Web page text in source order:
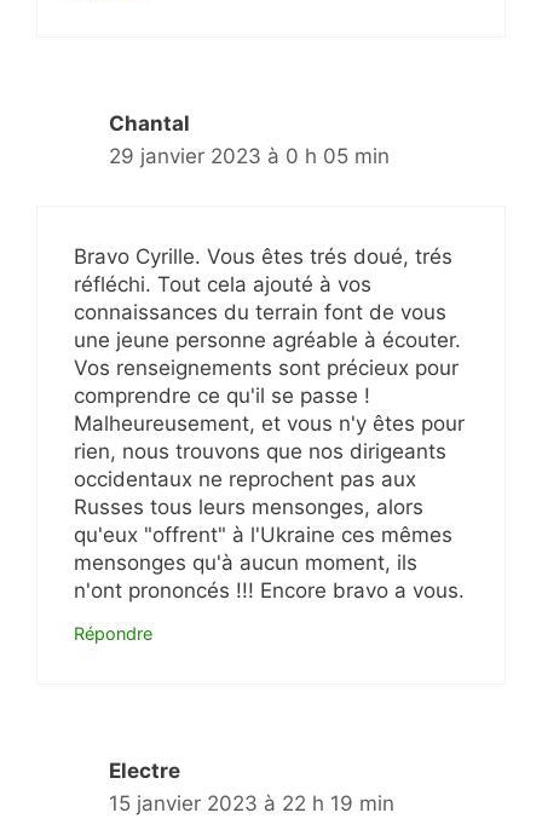
Chantal
29 janvier 2023 à 0 h 05 min
Bravo Cyrille. Vous êtes trés doué, trés
réfléchi. Tout cela ajouté à vos
connaissances du terrain font de vous
une jeune personne agréable à écouter.
Vos renseignements sont précieux pour
comprendre ce qu'il se passe !
Malheureusement, et vous n'y êtes pour
rien, nous trouvons que nos dirigeants
occidentaux ne reprochent pas aux
Russes tous leurs mensonges, alors
qu'eux "offrent" à l'Ukraine ces mêmes
mensonges qu'à aucun moment, ils
n'ont prononcés !!! Encore bravo a vous.
Répondre
Electre
15 janvier 2023 à 22 h 19 min